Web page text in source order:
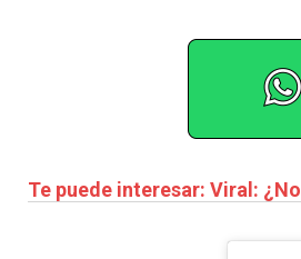
Te puede interesar: Viral: